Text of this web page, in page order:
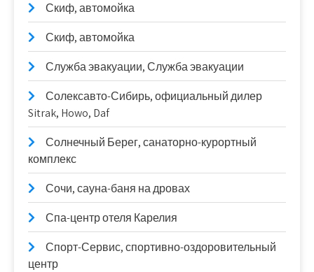
Скиф, автомойка
Скиф, автомойка
Служба эвакуации, Служба эвакуации
Солексавто-Сибирь, официальный дилер
Sitrak, Howo, Daf
Солнечный Берег, санаторно-курортный
комплекс
Сочи, сауна-баня на дровах
Спа-центр отеля Карелия
Спорт-Сервис, спортивно-оздоровительный
центр